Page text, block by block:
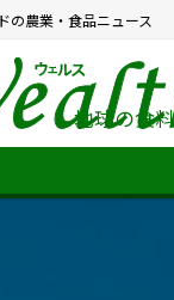
の農業・食品ニュース
地球の食